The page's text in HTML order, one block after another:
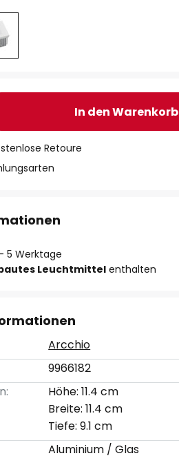
In den Warenkorb
Retoure
5 Werktage
Leuchtmittel enthalten
Arcchio
9966182
Höhe: 11.4 cm
Breite: 11.4 cm
Tiefe: 9.1 cm
Aluminium / Glas